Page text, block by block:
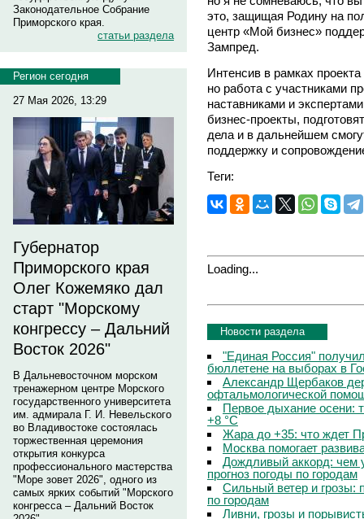
Законодательное Собрание
Приморского края.
статьи раздела
Регион сегодня
27 Мая 2026, 13:29
Губернатор
Приморского края
Олег Кожемяко дал
старт "Морскому
конгрессу – Дальний
Восток 2026"
В Дальневосточном морском
тренажерном центре Морского
государственного университета
им. адмирала Г. И. Невельского
во Владивостоке состоялась
торжественная церемония
открытия конкурса
профессионального мастерства
"Море зовет 2026", одного из
самых ярких событий "Морского
конгресса – Дальний Восток
это, защищая Родину на
центр «Мой бизнес»
Зампред.
Интенсив в рамках
но работа с участниками
наставниками и
бизнес-проекты,
дела и в дальнейшем
поддержку и
Теги:
Loading...
Новости раздела
"Единая Россия"
бюллетене на выборах в
Александр Щербаков
офтальмологической
Первое дыхание осени:
+8 °C
Жара до +35: что ждет
Москва помогает
Дождливый аккорд: чем
прогноз погоды по городам
Сильный ветер и грозы:
по городам
Ливни, грозы и